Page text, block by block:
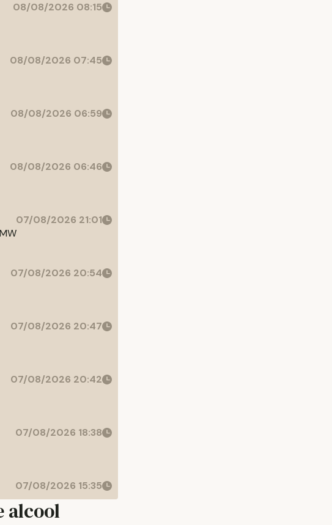
08/08/2026 08:15
08/08/2026 07:45
08/08/2026 06:59
08/08/2026 06:46
07/08/2026 21:01
07/08/2026 20:54
07/08/2026 20:47
07/08/2026 20:42
07/08/2026 18:38
07/08/2026 15:35
alcool